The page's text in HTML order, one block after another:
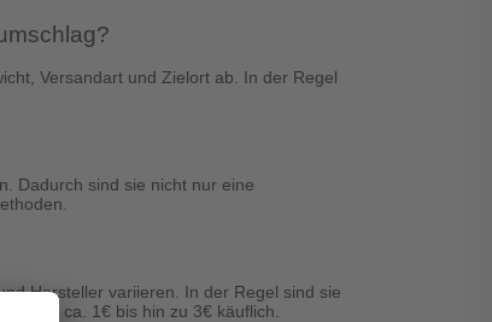
Versandart und Zielort ab. In der Regel
Dadurch sind sie nicht nur eine
Hersteller variieren. In der Regel sind sie
ab ca. 1€ bis hin zu 3€ käuflich.